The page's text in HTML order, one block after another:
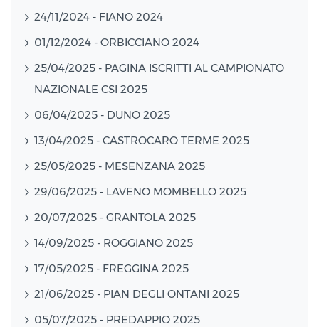
24/11/2024 - FIANO 2024
01/12/2024 - ORBICCIANO 2024
25/04/2025 - PAGINA ISCRITTI AL CAMPIONATO
NAZIONALE CSI 2025
06/04/2025 - DUNO 2025
13/04/2025 - CASTROCARO TERME 2025
25/05/2025 - MESENZANA 2025
29/06/2025 - LAVENO MOMBELLO 2025
20/07/2025 - GRANTOLA 2025
14/09/2025 - ROGGIANO 2025
17/05/2025 - FREGGINA 2025
21/06/2025 - PIAN DEGLI ONTANI 2025
05/07/2025 - PREDAPPIO 2025